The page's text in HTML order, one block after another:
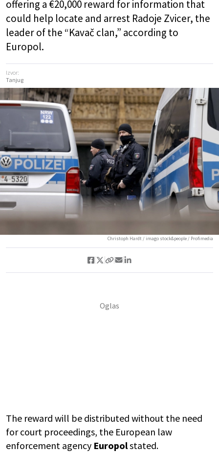
offering a €20,000 reward for information that
could help locate and arrest Radoje Zvicer, the
leader of the “Kavač clan,” according to
Europol.
Izvor:
Tanjug
Christoph Hardt / imago stock&people / Profimedia
The reward will be distributed without the need
for court proceedings, the European law
enforcement agency Europolstated.